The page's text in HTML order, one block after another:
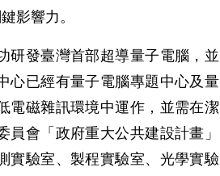
影響力。
研發臺灣首部超導量子電腦，並
心已經有量子電腦專題中心及量
電磁雜訊環境中運作，並需在潔
會「政府重大公共建設計畫」
實驗室、製程實驗室、光學實驗